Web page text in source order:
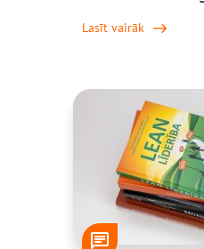
Lasīt vairāk